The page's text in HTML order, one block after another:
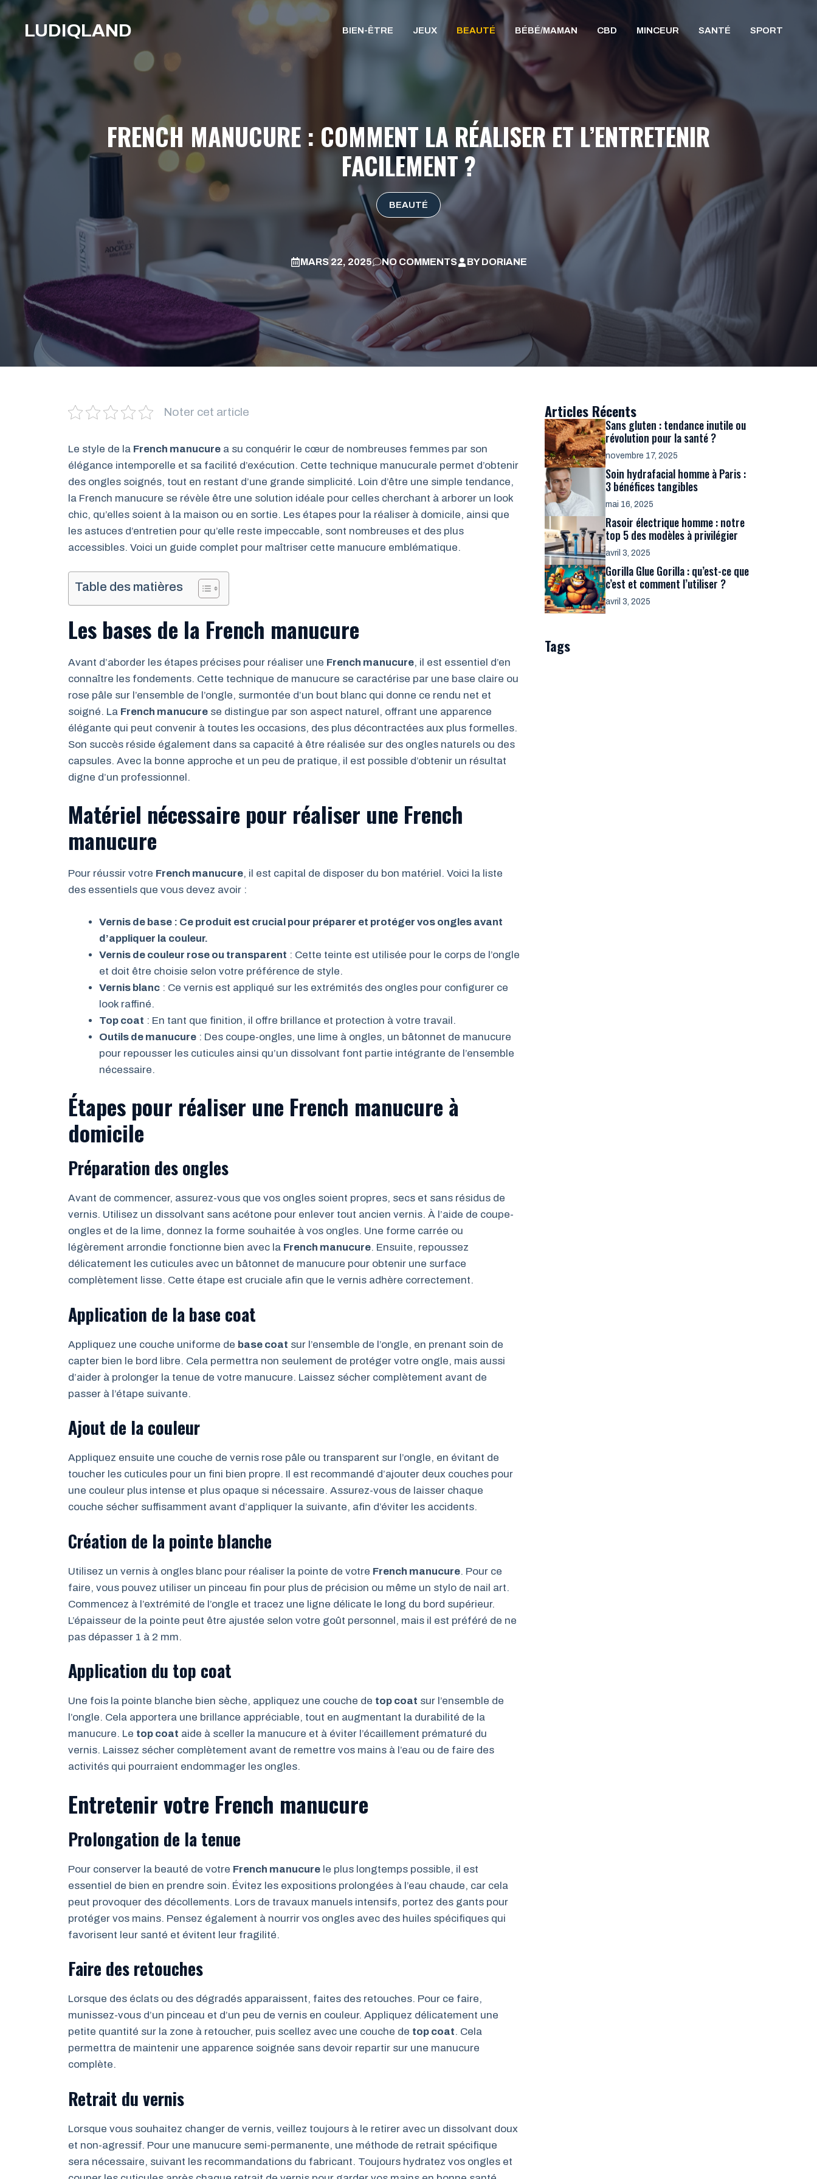
Aller
contenu
LUDIQLAND BIEN-ÊTRE JEUX BEAUTÉ BÉBÉ/MAMAN CBD MINCEUR SANTÉ SPORT
FRENCH MANUCURE : COMMENT LA RÉALISER ET L’ENTRETENIR
FACILEMENT ?
BEAUTÉ
MARS 22, 2025 NO COMMENTS BYDORIANE
Noter cet article
Le style de la French manucure a su conquérir le cœur de nombreuses femmes par son
élégance intemporelle et sa facilité d’exécution. Cette technique manucurale permet d’obtenir
des ongles soignés, tout en restant d’une grande simplicité. Loin d’être une simple tendance,
la French manucure se révèle être une solution idéale pour celles cherchant à arborer un look
chic, qu’elles soient à la maison ou en sortie. Les étapes pour la réaliser à domicile, ainsi que
les astuces d’entretien pour qu’elle reste impeccable, sont nombreuses et des plus
accessibles. Voici un guide complet pour maîtriser cette manucure emblématique.
Table des matières
Les bases de la French manucure
Avant d’aborder les étapes précises pour réaliser une French manucure, il est essentiel d’en
connaître les fondements. Cette technique de manucure se caractérise par une base claire ou
rose pâle sur l’ensemble de l’ongle, surmontée d’un bout blanc qui donne ce rendu net et
soigné. La French manucure se distingue par son aspect naturel, offrant une apparence
élégante qui peut convenir à toutes les occasions, des plus décontractées aux plus formelles.
Son succès réside également dans sa capacité à être réalisée sur des ongles naturels ou des
capsules. Avec la bonne approche et un peu de pratique, il est possible d’obtenir un résultat
digne d’un professionnel.
Matériel nécessaire pour réaliser une French
manucure
Pour réussir votre French manucure, il est capital de disposer du bon matériel. Voici la liste
des essentiels que vous devez avoir :
Vernis de base : Ce produit est crucial pour préparer et protéger vos ongles avant
d’appliquer la couleur.
Vernis de couleur rose ou transparent : Cette teinte est utilisée pour le corps de l’ongle
et doit être choisie selon votre préférence de style.
Vernis blanc : Ce vernis est appliqué sur les extrémités des ongles pour configurer ce
look raffiné.
Top coat : En tant que finition, il offre brillance et protection à votre travail.
Outils de manucure : Des coupe-ongles, une lime à ongles, un bâtonnet de manucure
pour repousser les cuticules ainsi qu’un dissolvant font partie intégrante de l’ensemble
nécessaire.
Étapes pour réaliser une French manucure à
domicile
Préparation des ongles
Avant de commencer, assurez-vous que vos ongles soient propres, secs et sans résidus de
vernis. Utilisez un dissolvant sans acétone pour enlever tout ancien vernis. À l’aide de coupe-
ongles et de la lime, donnez la forme souhaitée à vos ongles. Une forme carrée ou
légèrement arrondie fonctionne bien avec la French manucure. Ensuite, repoussez
délicatement les cuticules avec un bâtonnet de manucure pour obtenir une surface
complètement lisse. Cette étape est cruciale afin que le vernis adhère correctement.
Application de la base coat
Appliquez une couche uniforme de base coat sur l’ensemble de l’ongle, en prenant soin de
capter bien le bord libre. Cela permettra non seulement de protéger votre ongle, mais aussi
d’aider à prolonger la tenue de votre manucure. Laissez sécher complètement avant de
passer à l’étape suivante.
Ajout de la couleur
Appliquez ensuite une couche de vernis rose pâle ou transparent sur l’ongle, en évitant de
toucher les cuticules pour un fini bien propre. Il est recommandé d’ajouter deux couches pour
une couleur plus intense et plus opaque si nécessaire. Assurez-vous de laisser chaque
couche sécher suffisamment avant d’appliquer la suivante, afin d’éviter les accidents.
Création de la pointe blanche
Utilisez un vernis à ongles blanc pour réaliser la pointe de votre French manucure. Pour ce
faire, vous pouvez utiliser un pinceau fin pour plus de précision ou même un stylo de nail art.
Commencez à l’extrémité de l’ongle et tracez une ligne délicate le long du bord supérieur.
L’épaisseur de la pointe peut être ajustée selon votre goût personnel, mais il est préféré de ne
pas dépasser 1 à 2 mm.
Application du top coat
Une fois la pointe blanche bien sèche, appliquez une couche de top coat sur l’ensemble de
l’ongle. Cela apportera une brillance appréciable, tout en augmentant la durabilité de la
manucure. Le top coat aide à sceller la manucure et à éviter l’écaillement prématuré du
vernis. Laissez sécher complètement avant de remettre vos mains à l’eau ou de faire des
activités qui pourraient endommager les ongles.
Entretenir votre French manucure
Prolongation de la tenue
Pour conserver la beauté de votre French manucure le plus longtemps possible, il est
essentiel de bien en prendre soin. Évitez les expositions prolongées à l’eau chaude, car cela
peut provoquer des décollements. Lors de travaux manuels intensifs, portez des gants pour
protéger vos mains. Pensez également à nourrir vos ongles avec des huiles spécifiques qui
favorisent leur santé et évitent leur fragilité.
Faire des retouches
Lorsque des éclats ou des dégradés apparaissent, faites des retouches. Pour ce faire,
munissez-vous d’un pinceau et d’un peu de vernis en couleur. Appliquez délicatement une
petite quantité sur la zone à retoucher, puis scellez avec une couche de top coat. Cela
permettra de maintenir une apparence soignée sans devoir repartir sur une manucure
complète.
Retrait du vernis
Lorsque vous souhaitez changer de vernis, veillez toujours à le retirer avec un dissolvant doux
et non-agressif. Pour une manucure semi-permanente, une méthode de retrait spécifique
sera nécessaire, suivant les recommandations du fabricant. Toujours hydratez vos ongles et
Articles Récents
Sans gluten : tendance inutile ou
révolution pour la santé ?
novembre 17, 2025
Soin hydrafacial homme à Paris :
3 bénéfices tangibles
mai 16, 2025
Rasoir électrique homme : notre
top 5 des modèles à privilégier
avril 3, 2025
Gorilla Glue Gorilla : qu’est-ce que
c’est et comment l’utiliser ?
avril 3, 2025
Tags